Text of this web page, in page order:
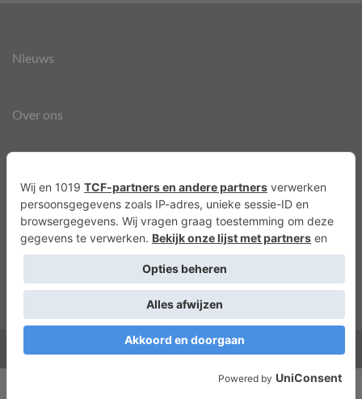
Nieuws
Over ons
Privacyverklaring
Cookies
Copyright 2026 ©Lots of Molly